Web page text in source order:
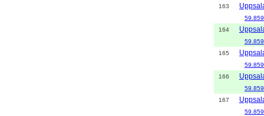
163
164
165
166
167